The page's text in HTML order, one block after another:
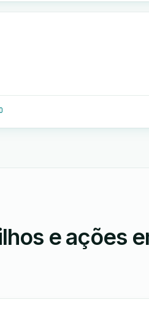
e ações